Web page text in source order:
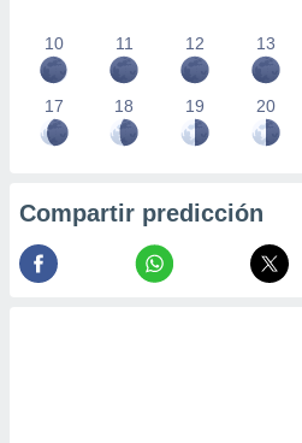
10 11 12 13
17 18 19 20
Compartir predicción